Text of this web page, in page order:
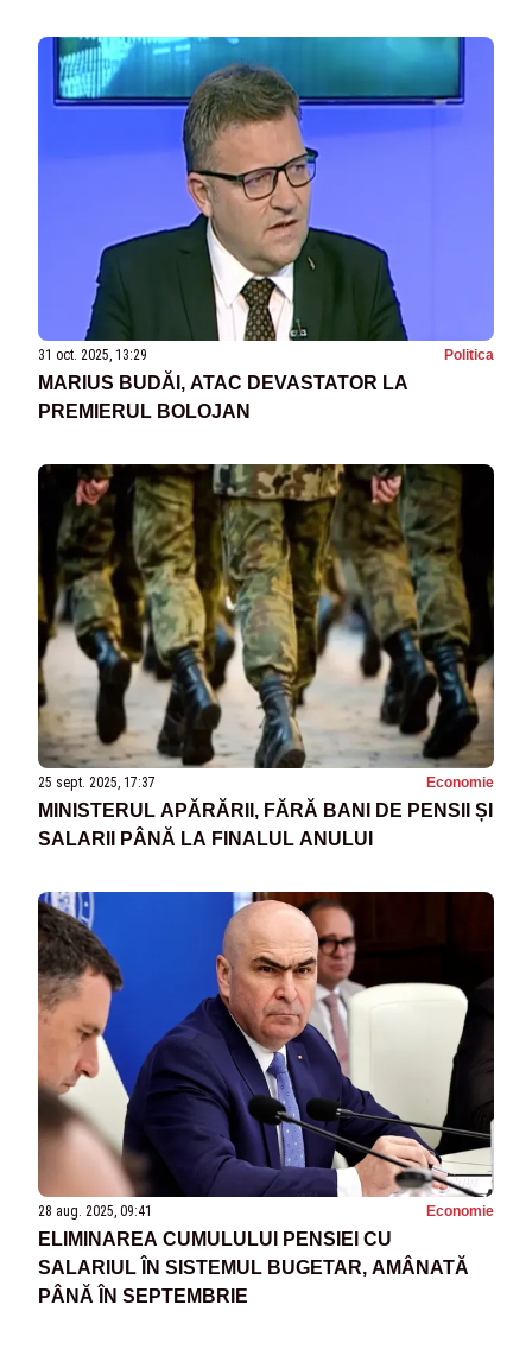
31 oct. 2025, 13:29 Politica
MARIUS BUDĂI, ATAC DEVASTATOR LA
PREMIERUL BOLOJAN
25 sept. 2025, 17:37 Economie
MINISTERUL APĂRĂRII, FĂRĂ BANI DE PENSII ȘI
SALARII PÂNĂ LA FINALUL ANULUI
28 aug. 2025, 09:41 Economie
ELIMINAREA CUMULULUI PENSIEI CU
SALARIUL ÎN SISTEMUL BUGETAR, AMÂNATĂ
PÂNĂ ÎN SEPTEMBRIE